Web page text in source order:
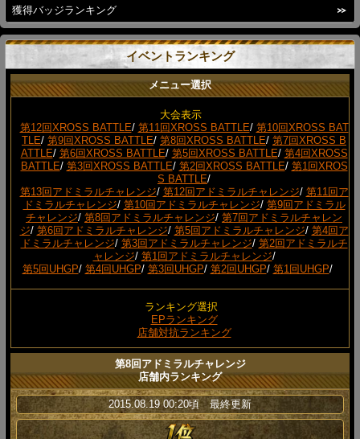
獲得バッジランキング
イベントランキング
メニュー選択
大会表示
第12回XROSS BATTLE/ 第11回XROSS BATTLE/ 第10回XROSS BAT
TLE/ 第9回XROSS BATTLE/ 第8回XROSS BATTLE/ 第7回XROSS B
ATTLE/ 第6回XROSS BATTLE/ 第5回XROSS BATTLE/ 第4回XROSS
BATTLE/ 第3回XROSS BATTLE/ 第2回XROSS BATTLE/ 第1回XROS
S BATTLE/
第13回アドミラルチャレンジ/ 第12回アドミラルチャレンジ/ 第11回ア
ドミラルチャレンジ/ 第10回アドミラルチャレンジ/ 第9回アドミラル
チャレンジ/ 第8回アドミラルチャレンジ/ 第7回アドミラルチャレン
ジ/ 第6回アドミラルチャレンジ/ 第5回アドミラルチャレンジ/ 第4回ア
ドミラルチャレンジ/ 第3回アドミラルチャレンジ/ 第2回アドミラルチ
ャレンジ/ 第1回アドミラルチャレンジ/
第5回UHGP/ 第4回UHGP/ 第3回UHGP/ 第2回UHGP/ 第1回UHGP/
ランキング選択
EPランキング
店舗対抗ランキング
第8回アドミラルチャレンジ
店舗内ランキング
2015.08.19 00:20頃 最終更新